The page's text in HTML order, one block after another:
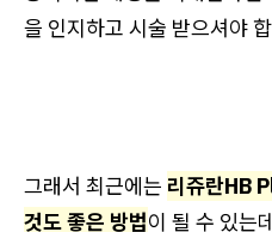
을 인지하고 시술 받으셔야
그래서 최근에는 리쥬란HB
것도 좋은 방법이 될 수 있는